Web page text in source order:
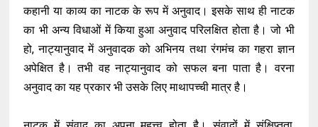
कहानी या काव्य का नाटक के रूप में अनुवाद। इसके साथ ही नाटक
का भी अन्य विधाओं में किया हुआ अनुवाद परिलक्षित होता है। जो भी
हो, नाट्यानुवाद में अनुवादक को अभिनय तथा रंगमंच का गहरा ज्ञान
अपेक्षित है। तभी वह नाट्यानुवाद को सफल बना पाता है। वरना
अनुवाद का यह प्रकार भी उसके लिए माथापच्ची मात्र है।